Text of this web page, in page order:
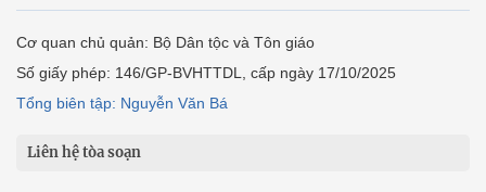
Cơ quan chủ quản: Bộ Dân tộc và Tôn giáo
Số giấy phép: 146/GP-BVHTTDL, cấp ngày 17/10/2025
Tổng biên tập: Nguyễn Văn Bá
Liên hệ tòa soạn